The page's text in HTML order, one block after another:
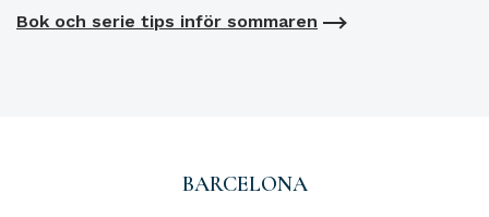
Bok och serie tips inför sommaren
BARCELONA